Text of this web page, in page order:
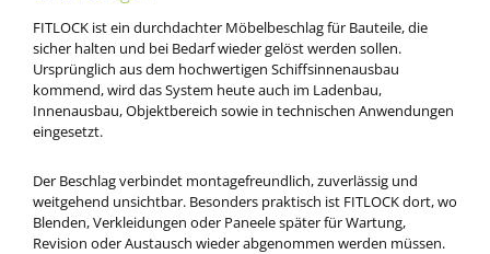
FITLOCK ist ein durchdachter Möbelbeschlag für Bauteile, die
sicher halten und bei Bedarf wieder gelöst werden sollen.
Ursprünglich aus dem hochwertigen Schiffsinnenausbau
kommend, wird das System heute auch im Ladenbau,
Innenausbau, Objektbereich sowie in technischen Anwendungen
eingesetzt.
Der Beschlag verbindet montagefreundlich, zuverlässig und
weitgehend unsichtbar. Besonders praktisch ist FITLOCK dort, wo
Blenden, Verkleidungen oder Paneele später für Wartung,
Revision oder Austausch wieder abgenommen werden müssen.